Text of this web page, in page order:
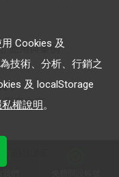
, 應用與案例
音內容
Cookies 及
技術、分析、行銷之
及 localStorage
私權說明。